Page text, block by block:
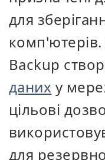
для
комп'ютерів.
Backup
даних у
цільові
для